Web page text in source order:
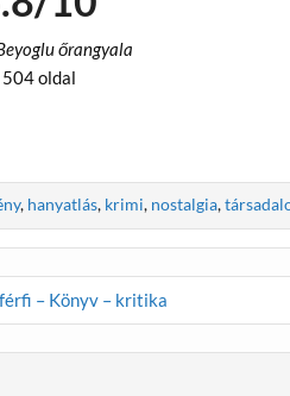
őrangyala
oldal
, hanyatlás, krimi, nostalgia,
– Könyv – kritika